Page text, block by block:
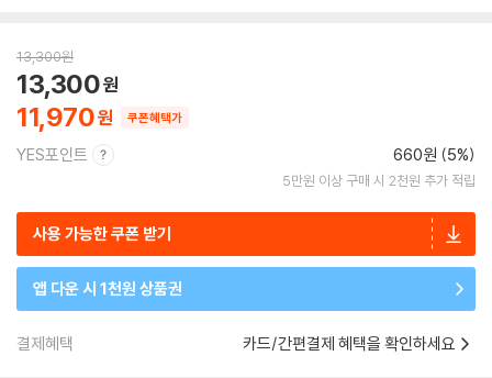
13,300원
11,970
13,300
쿠폰혜택가
YES포인트 660원 (5%)
5만원 이상 구매 시 2천원 추가 적립
사용 가능한 쿠폰 받기
앱 다운 시 1천원 상품권
결제혜택 카드/간편결제 혜택을 확인하세요